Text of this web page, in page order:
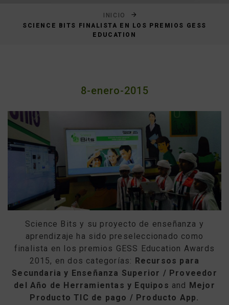
INICIO
SCIENCE BITS FINALISTA EN LOS PREMIOS GESS
EDUCATION
8-enero-2015
Science Bits y su proyecto de enseñanza y
aprendizaje ha sido preseleccionado como
finalista en los premios GESS Education Awards
2015, en dos categorías: Recursos para
Secundaria y Enseñanza Superior / Proveedor
del Año de Herramientas y Equipos and Mejor
Producto TIC de pago / Producto App.